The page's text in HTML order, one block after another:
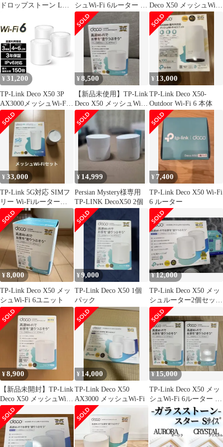
ドロップストーン Lサ
ドロップ型 水滴 涙 オ
ーロラ クリスタル ネイ
ルパーツ ラインストー
ン ガラスストーン
シュWi-Fi 6ルーター 本
体
Deco X50 メッシュWi-
Fi 6ルーター
¥ 31,200
TP-Link Deco X50 3P
AX3000メッシュWi-Fi 6
システム 3個パック
DECOX503P
¥8,500
【新品未使用】TP-Link
Deco X50 メッシュWi-
Fi 6ルーター
¥ 13,000
TP-Link Deco X50-
Outdoor Wi-Fi 6 本体
¥33,000
TP-Link 5G対応 SIMフ
リー Wi-Fiルーター
セット
¥ 14,999
Persian Mystery様専用
TP-LINK DecoX50 2個
¥ 7,400
TP-Link Deco X50 Wi-Fi
6 ルーター
¥8,000
TP-Link Deco X50 メッ
シュWi-Fi 6ユニット
¥9,000
TP-Link Deco X50 1個
パック
¥12,000
TP-Link Deco X50 メッ
シュルーター2個セット
+中継器
¥8,900
【新品未開封】TP-Link
Deco X50 メッシュWi-
Fi 6ルーター
¥ 14,000
TP-Link Deco X50
AX3000 メッシュWi-Fi
¥15,000
TP-Link Deco X50 メッ
シュWi-Fi 6ルーター 2
台セット